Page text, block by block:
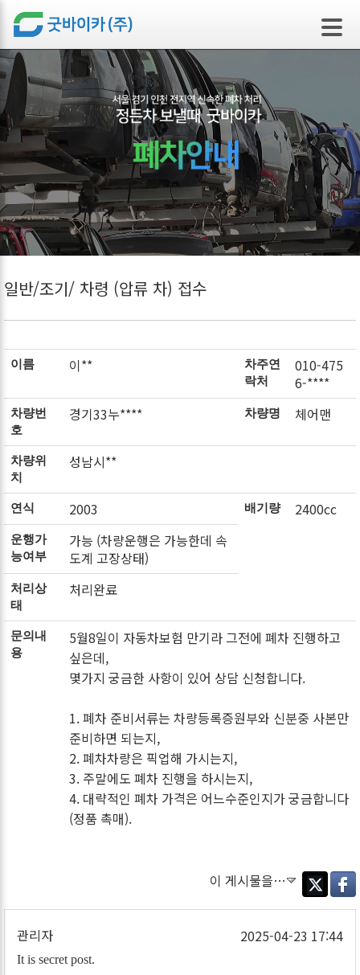
본문 바로가기
일반/조기/ 차령 (압류 차) 접수
이름 이**
차주연
락처
010-475
6-****
차량번
호
경기33누**** 차량명 체어맨
차량위
치
성남시**
연식 2003 배기량 2400cc
운행가
능여부
가능 (차량운행은 가능한데 속
도계 고장상태)
처리상
태
처리완료
문의내
용
5월8일이 자동차보험 만기라 그전에 폐차 진행하고
싶은데,
몇가지 궁금한 사항이 있어 상담 신청합니다.
1. 폐차 준비서류는 차량등록증원부와 신분중 사본만
준비하면 되는지,
2. 폐차차량은 픽업해 가시는지,
3. 주말에도 폐차 진행을 하시는지,
4. 대략적인 폐차 가격은 어느수준인지가 궁금합니다
(정품 촉매).
이 게시물을…
Twitter
관리자 2025-04-23 17:44
It is secret post.